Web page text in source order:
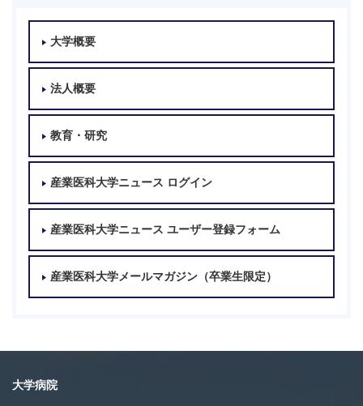
大学概要
法人概要
教育・研究
産業医科大学ニュース ログイン
産業医科大学ニュース ユーザー登録フォーム
産業医科大学メールマガジン（卒業生限定）
大学病院